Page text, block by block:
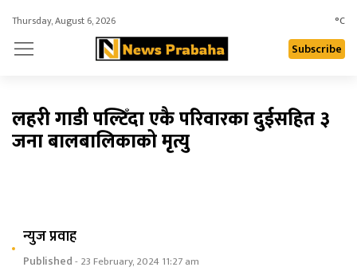
Thursday, August 6, 2026 °C
Subscribe
लहरी गाडी पल्टिँदा एकै परिवारका दुईसहित ३
जना बालबालिकाको मृत्यु
न्युज प्रवाह
Published- 23 February, 2024 11:27 am